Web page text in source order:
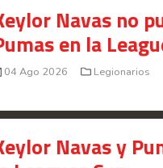
Navas no
en la
04 Ago 2026 Legionarios
Navas y